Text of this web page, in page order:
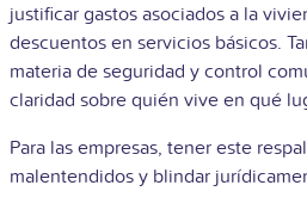
justificar gastos asociados a la
descuentos en servicios básicos.
materia de seguridad y control
claridad sobre quién vive en qué
Para las empresas, tener este
malentendidos y blindar